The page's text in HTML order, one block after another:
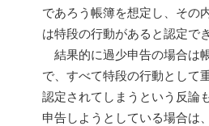
であろう帳簿を想定し、その
は特段の行動があると認定で
結果的に過少申告の場合は
で、すべて特段の行動として
認定されてしまうという反論
申告しようとしている場合は